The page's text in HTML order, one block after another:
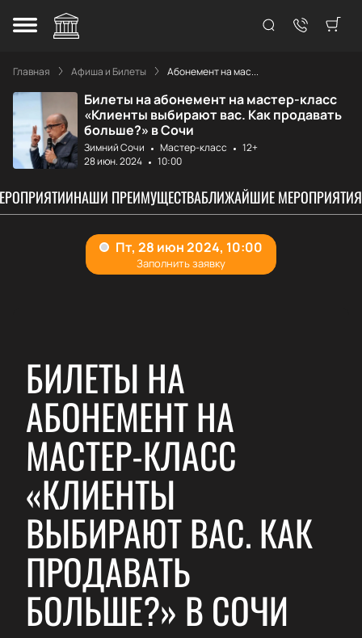
Главная Афиша и Билеты Абонемент на мас...
Билеты на абонемент на мастер-класс
«Клиенты выбирают вас. Как продавать
больше?» в Сочи
Зимний Сочи Мастер-класс
12+
28 июн. 2024
10:00
НАШИ ПРЕИМУЩЕСТВАБЛИЖАЙШИЕ МЕРОПРИЯТИЯ
БИЛЕТЫ НА
АБОНЕМЕНТ НА
МАСТЕР-КЛАСС
«КЛИЕНТЫ
ВЫБИРАЮТ ВАС. КАК
ПРОДАВАТЬ
БОЛЬШЕ?» В СОЧИ